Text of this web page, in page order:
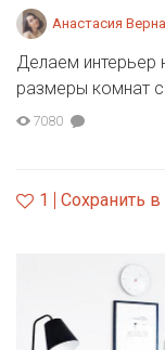
Анастасия
Делаем интерьер
размеры комнат
7080
1 Сохранить